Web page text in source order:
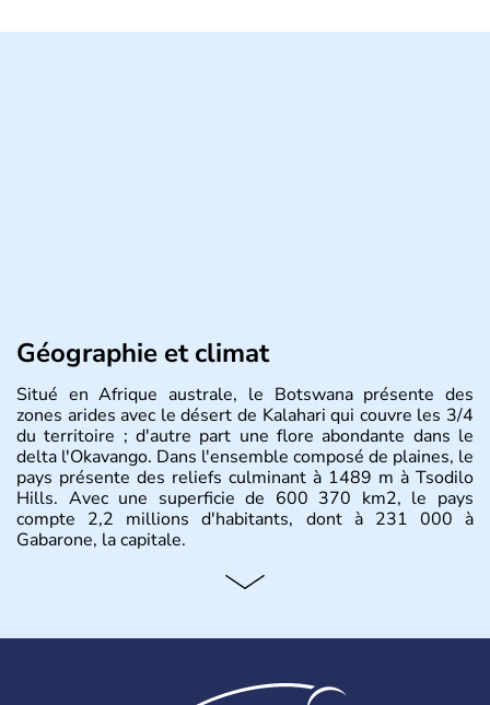
Géographie et climat
Situé en Afrique australe, le Botswana présente des
zones arides avec le désert de Kalahari qui couvre les 3/4
du territoire ; d'autre part une flore abondante dans le
delta l'Okavango. Dans l'ensemble composé de plaines, le
pays présente des reliefs culminant à 1489 m à Tsodilo
Hills. Avec une superficie de 600 370 km2, le pays
compte 2,2 millions d'habitants, dont à 231 000 à
Gabarone, la capitale.